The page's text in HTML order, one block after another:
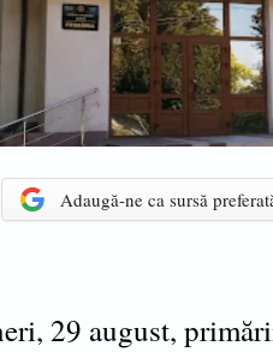
Adaugă-ne ca sursă
29 august,